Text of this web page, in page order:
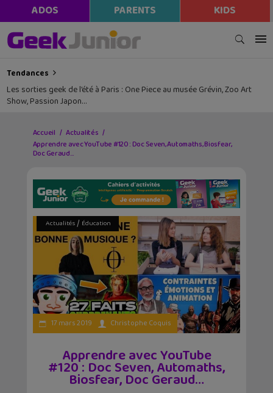
ADOS PARENTS KIDS
Tendances
Les sorties geek de l’été à Paris : One Piece au musée Grévin, Zoo Art
Show, Passion Japon…
Accueil
Actualités
Apprendre avec YouTube #120 : Doc Seven, Automaths, Biosfear,
Doc Geraud…
Actualités/ Éducation
17 mars 2019 Christophe Coquis
Apprendre avec YouTube
#120 : Doc Seven, Automaths,
Biosfear, Doc Geraud…